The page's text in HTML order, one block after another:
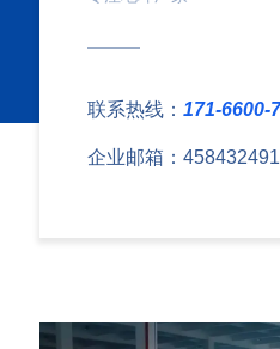
联系热线： 171-6600-
企业邮箱：